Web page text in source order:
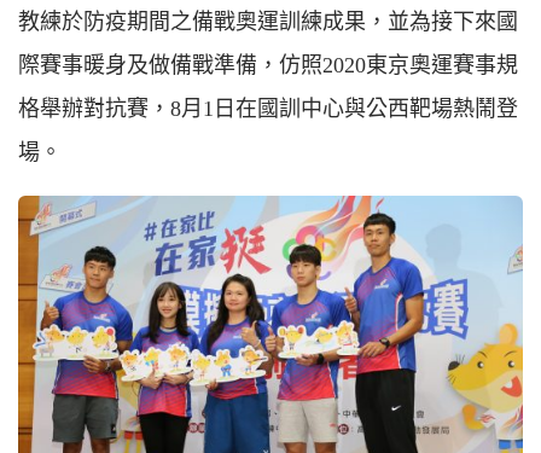
教練於防疫期間之備戰奧運訓練成果，並為接下來國
際賽事暖身及做備戰準備，仿照2020東京奧運賽事規
格舉辦對抗賽，8月1日在國訓中心與公西靶場熱鬧登
場。